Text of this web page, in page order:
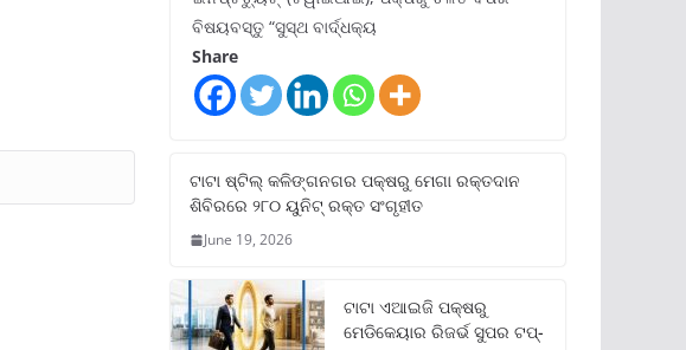
ବିଷୟବସ୍ତୁ “ସୁସ୍ଥ ବାର୍ଦ୍ଧକ୍ୟ
Share
ଟାଟା ଷ୍ଟିଲ୍‌ କଳିଙ୍ଗନଗର ପକ୍ଷରୁ ମେଗା ରକ୍ତଦାନ
ଶିବିରରେ ୨୮୦ ୟୁନିଟ୍‌ ରକ୍ତ ସଂଗୃହୀତ
June 19, 2026
ଟାଟା ଏଆଇଜି ପକ୍ଷରୁ
ମେଡିକେୟାର ରିଜର୍ଭ ସୁପର ଟପ୍‌-